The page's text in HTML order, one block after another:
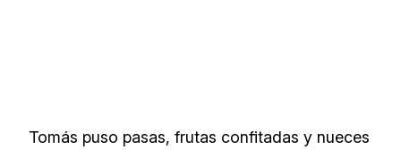
Tomás puso pasas, frutas confitadas y nueces